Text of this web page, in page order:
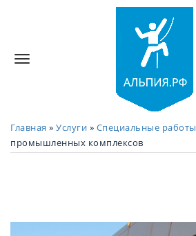
Главная » Услуги » Специальные работы
промышленных комплексов